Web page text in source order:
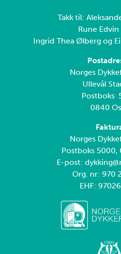
Takk til:
Rune
Ingrid Thea Ølberg og
Norges
Ullevål
Postboks
0840
Norges
Postboks 5000,
E-post:
Org. nr: 970
EHF: